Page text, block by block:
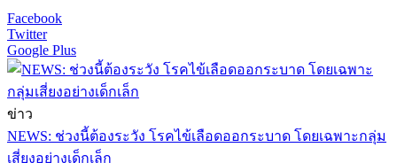
Facebook
Twitter
Google Plus
ข่าว
NEWS: ช่วงนี้ต้องระวัง โรคไข้เลือดออกระบาด โดยเฉพาะกลุ่ม
เสี่ยงอย่างเด็กเล็ก